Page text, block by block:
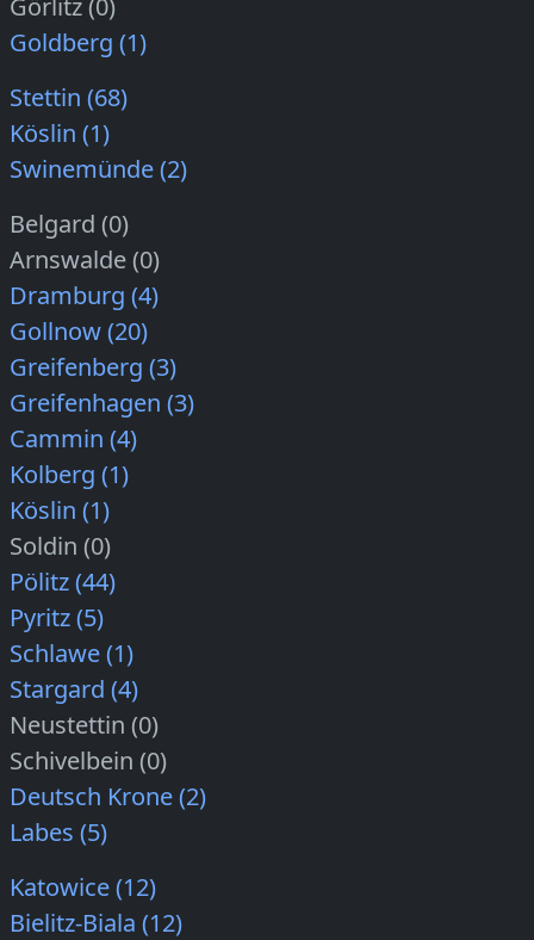
Görlitz (0)
Goldberg (1)
Stettin (68)
Köslin (1)
Swinemünde (2)
Belgard (0)
Arnswalde (0)
Dramburg (4)
Gollnow (20)
Greifenberg (3)
Greifenhagen (3)
Cammin (4)
Kolberg (1)
Köslin (1)
Soldin (0)
Pölitz (44)
Pyritz (5)
Schlawe (1)
Stargard (4)
Neustettin (0)
Schivelbein (0)
Deutsch Krone (2)
Labes (5)
Katowice (12)
Bielitz-Biala (12)